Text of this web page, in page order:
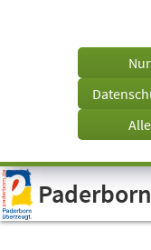
Visuelle
Assistenzsoftware
öffnen.Paderborn